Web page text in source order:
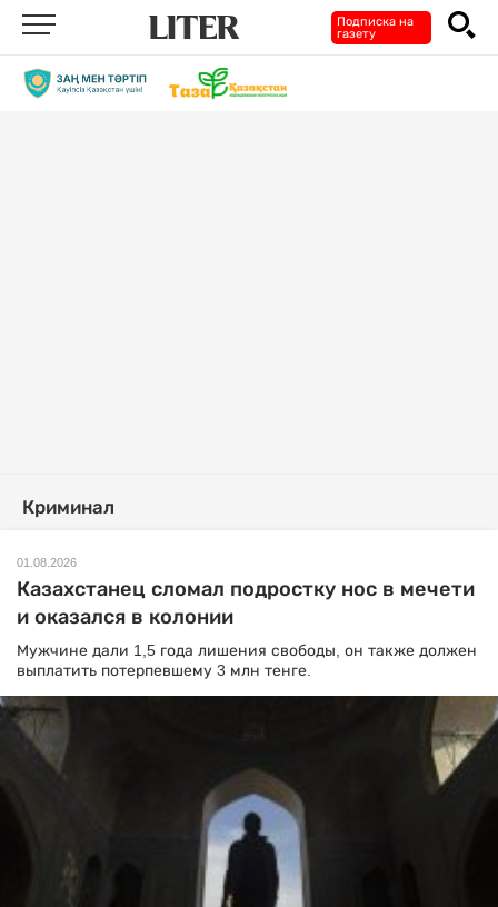
Подписка на
газету
Криминал
01.08.2026
Казахстанец сломал подростку нос в мечети
и оказался в колонии
Мужчине дали 1,5 года лишения свободы, он также должен
выплатить потерпевшему 3 млн тенге.